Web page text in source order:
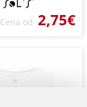
Cena od 2,75€